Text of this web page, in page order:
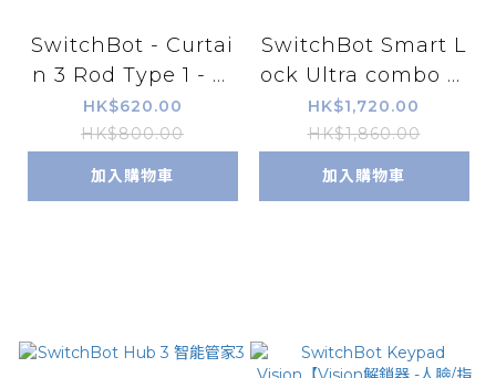
SwitchBot - Curtai
n 3 Rod Type 1 - 窗
簾機器人第3代T1 - R
od 杆形軌道 (最新版
本)
HK$620.00
HK$800.00
加入購物車
SwitchBot Smart L
ock Ultra combo 套
裝2【超級智能門鎖】
+ Keypad Touch
【指紋密碼鎖配置】
HK$1,720.00
HK$1,860.00
加入購物車